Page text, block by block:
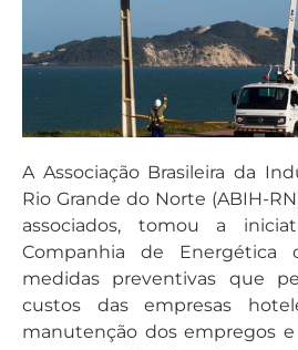
A Associação Brasileira da
Rio Grande do Norte (ABIH-
associados, tomou a
Companhia de Energética
medidas preventivas que
custos das empresas
manutenção dos empregos